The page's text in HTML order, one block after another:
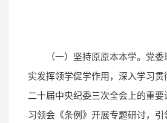
（一）坚持原原本本学。党
实发挥领学促学作用，深入学习贯
二十届中央纪委三次全会上的重
习领会《条例》开展专题研讨，